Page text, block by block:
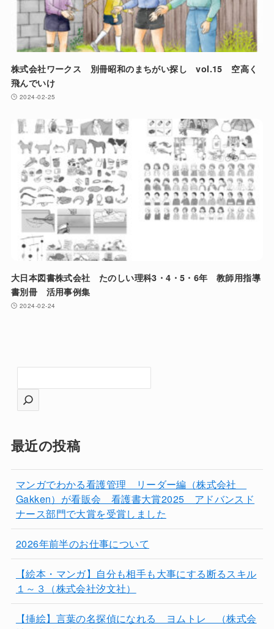
株式会社ワークス 別冊昭和のまちがい探し vol.15 空高く
飛んでいけ
2024-02-25
大日本図書株式会社 たのしい理科3・4・5・6年 教師用指導
書別冊 活用事例集
2024-02-24
索
最近の投稿
マンガでわかる看護管理 リーダー編（株式会社
Gakken）が看販会 看護書大賞2025 アドバンスド
ナース部門で大賞を受賞しました
2026年前半のお仕事について
【絵本・マンガ】自分も相手も大事にする断るスキル
１～３（株式会社汐文社）
【挿絵】言葉の名探偵になれる ヨムトレ （株式会